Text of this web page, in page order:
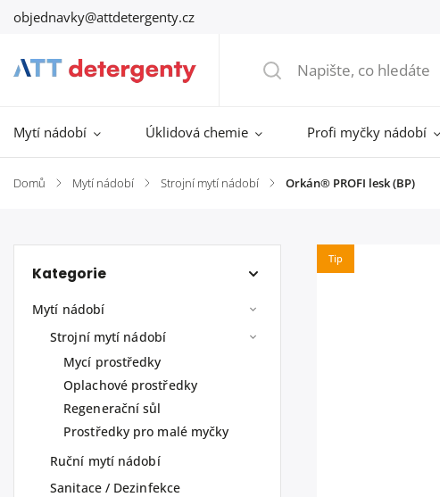
objednavky@attdetergenty.cz
Mytí nádobí Úklidová chemie Profi myčky nádobí
Domů / Mytí nádobí / Strojní mytí nádobí / Orkán® PROFI lesk (BP)
Kategorie
Mytí nádobí
Strojní mytí nádobí
Mycí prostředky
Oplachové prostředky
Regenerační sůl
Prostředky pro malé myčky
Ruční mytí nádobí
Sanitace / Dezinfekce
Tip